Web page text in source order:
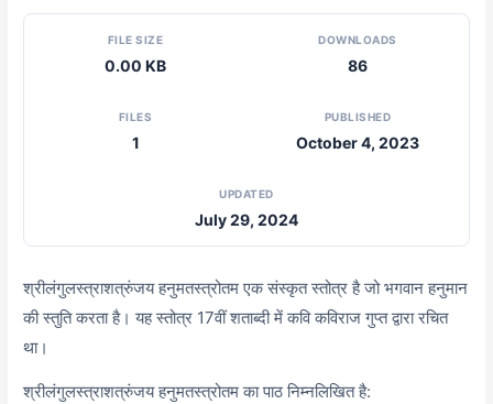
FILE SIZE
0.00 KB
DOWNLOADS
86
FILES
1
PUBLISHED
October 4, 2023
UPDATED
July 29, 2024
श्रीलंगुलस्त्राशत्रुंजय हनुमतस्त्रोतम एक संस्कृत स्तोत्र है जो भगवान हनुमान
की स्तुति करता है। यह स्तोत्र 17वीं शताब्दी में कवि कविराज गुप्त द्वारा रचित
था।
श्रीलंगुलस्त्राशत्रुंजय हनुमतस्त्रोतम का पाठ निम्नलिखित है: